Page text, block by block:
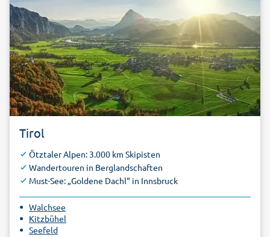
Tirol
Ötztaler Alpen: 3.000 km Skipisten
Wandertouren in Berglandschaften
Must-See: „Goldene Dachl“ in Innsbruck
Walchsee
Kitzbühel
Seefeld